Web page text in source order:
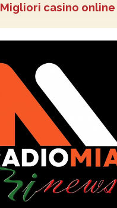
Migliori casino online